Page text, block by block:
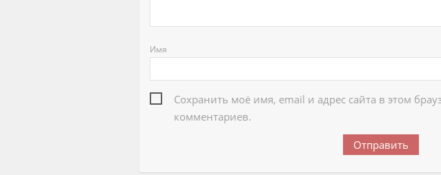
Имя
Сохранить моё имя, email и адрес сайта в этом
комментариев.